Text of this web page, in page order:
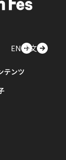
EN中文
テンツ